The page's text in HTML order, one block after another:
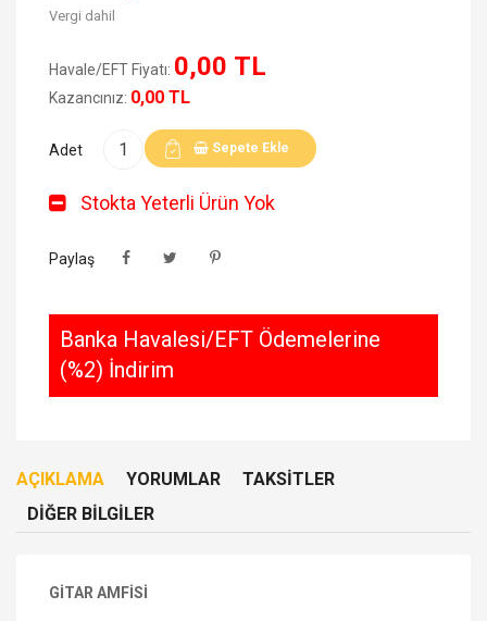
Vergi dahil
Havale/EFT Fiyatı: 0,00 TL
Kazancınız: 0,00 TL
Adet Sepete Ekle
Stokta Yeterli Ürün Yok
Paylaş
Banka Havalesi/EFT Ödemelerine
(%2) İndirim
AÇIKLAMA YORUMLAR
TAKSITLER
DIĞER BILGILER
GİTAR AMFİSİ